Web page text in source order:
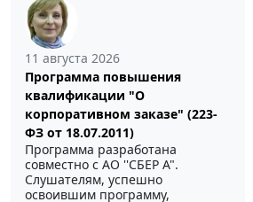
11 августа 2026
Программа повышения
квалификации "О
корпоративном заказе" (223-
ФЗ от 18.07.2011)
Программа разработана
совместно с АО ''СБЕР А".
Слушателям, успешно
освоившим программу,